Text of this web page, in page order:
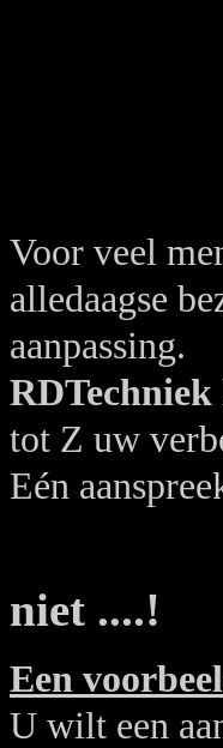
Voor veel
alledaagse
aanpassing.
RDTechniek
tot Z uw
Eén
niet ....!
Een
U wilt een